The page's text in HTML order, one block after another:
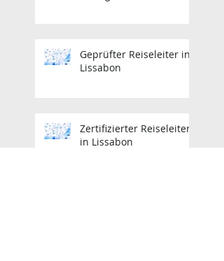
Geprüfter Reiseleiter in
Lissabon
Zertifizierter Reiseleiter
in Lissabon